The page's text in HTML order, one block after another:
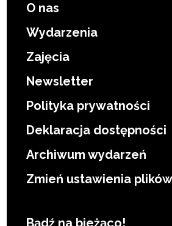
O nas
Wydarzenia
Zajęcia
Newsletter
Polityka prywatności
Deklaracja dostępności
Archiwum wydarzeń
Zmień ustawienia
Bądź na bieżąco!